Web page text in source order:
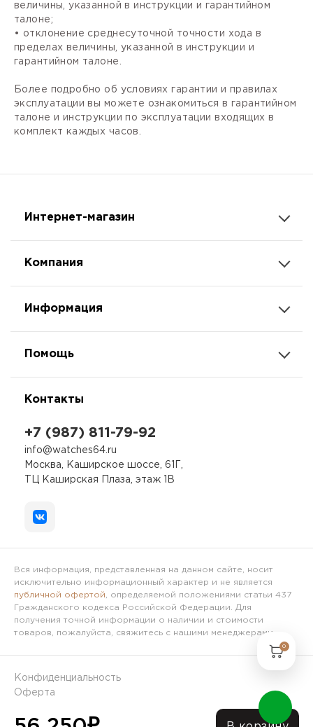
величины, указанной в инструкции и гарантийном
талоне;
• отклонение среднесуточной точности хода в
пределах величины, указанной в инструкции и
гарантийном талоне.
Более подробно об условиях гарантии и правилах
эксплуатации вы можете ознакомиться в гарантийном
талоне и инструкции по эксплуатации входящих в
комплект каждых часов.
Интернет-магазин
Компания
Информация
Помощь
Контакты
+7 (987) 811-79-92
info@watches64.ru
Москва, Каширское шоссе, 61Г,
ТЦ Каширская Плаза, этаж 1В
Вся информация, представленная на данном сайте, носит
исключительно информационный характер и не является
публичной офертой , определяемой положениями статьи 437
Гражданского кодекса Российской Федерации. Для
получения точной информации о наличии и стоимости
товаров, пожалуйста, свяжитесь с нашими менеджерами.
© 2024 Интернет-магазин Часы64.ру
Конфиденциальность
Оферта
0